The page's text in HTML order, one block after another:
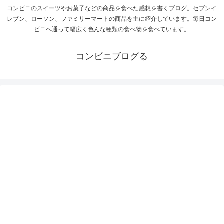
コンビニのスイーツやお菓子などの商品を食べた感想を書くブログ。セブンイ
レブン、ローソン、ファミリーマートの商品を主に紹介しています。毎日コン
ビニへ通って幅広く色んな種類の食べ物を食べています。
コンビニブログる